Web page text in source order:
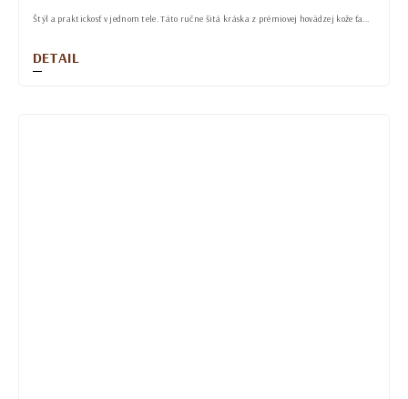
DETAIL
Štýl a praktickosť v jednom tele. Táto ručne šitá kráska z prémiovej hovädzej kože ťa...